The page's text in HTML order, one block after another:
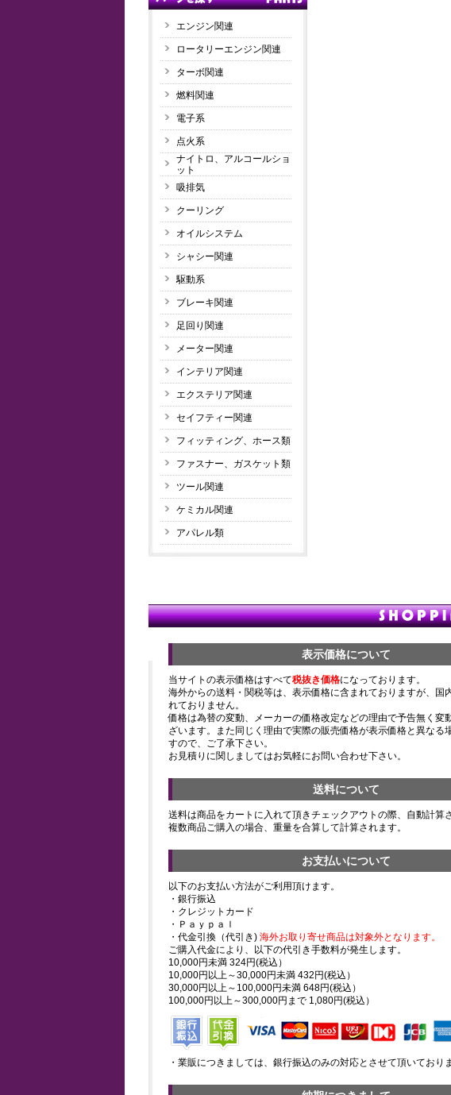
エンジン関連
ロータリーエンジン関連
ターボ関連
燃料関連
電子系
点火系
ナイトロ、アルコールショ
ット
吸排気
クーリング
オイルシステム
シャシー関連
駆動系
ブレーキ関連
足回り関連
メーター関連
インテリア関連
エクステリア関連
セイフティー関連
フィッティング、ホース類
ファスナー、ガスケット類
ツール関連
ケミカル関連
アパレル類
表示価格について
当サイトの表示価格はすべて税抜き価格になっております。
海外からの送料・関税等は、表示価格に含まれておりますが、国
れておりません。
価格は為替の変動、メーカーの価格改定などの理由で予告無く変
ざいます。また同じく理由で実際の販売価格が表示価格と異なる
すので、ご了承下さい。
お見積りに関しましてはお気軽にお問い合わせ下さい。
送料について
送料は商品をカートに入れて頂きチェックアウトの際、自動計算
複数商品ご購入の場合、重量を合算して計算されます。
お支払いについて
以下のお支払い方法がご利用頂けます。
・銀行振込
・クレジットカード
・Ｐａｙｐａｌ
・代金引換（代引き) 海外お取り寄せ商品は対象外となります。
ご購入代金により、以下の代引き手数料が発生します。
10,000円未満 324円(税込）
10,000円以上～30,000円未満 432円(税込）
30,000円以上～100,000円未満 648円(税込）
100,000円以上～300,000円まで 1,080円(税込）
・業販につきましては、銀行振込のみの対応とさせて頂いており